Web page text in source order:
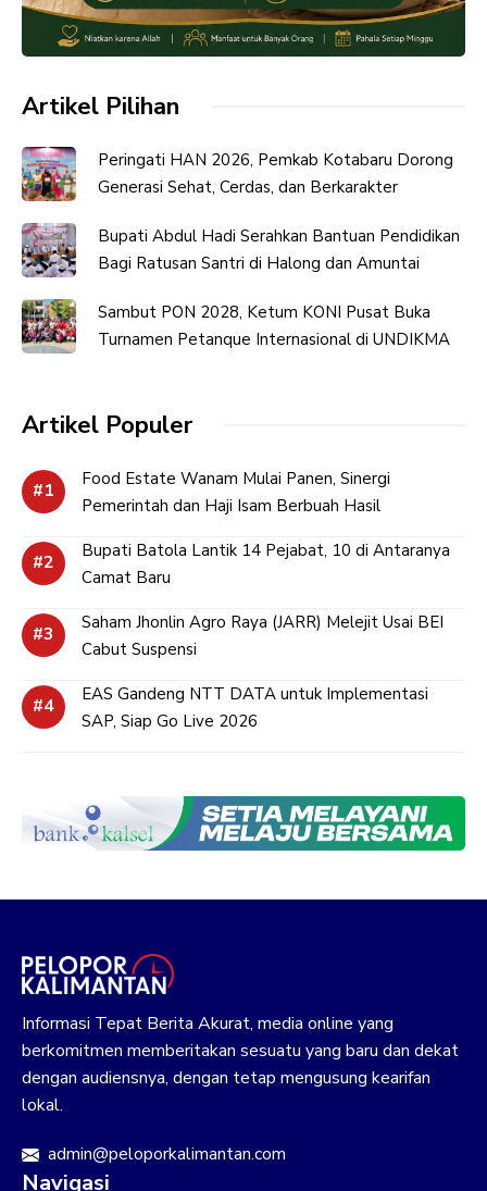
Artikel Pilihan
Peringati HAN 2026, Pemkab Kotabaru Dorong
Generasi Sehat, Cerdas, dan Berkarakter
Bupati Abdul Hadi Serahkan Bantuan Pendidikan
Bagi Ratusan Santri di Halong dan Amuntai
Sambut PON 2028, Ketum KONI Pusat Buka
Turnamen Petanque Internasional di UNDIKMA
Artikel Populer
Food Estate Wanam Mulai Panen, Sinergi
Pemerintah dan Haji Isam Berbuah Hasil
Bupati Batola Lantik 14 Pejabat, 10 di Antaranya
Camat Baru
Saham Jhonlin Agro Raya (JARR) Melejit Usai BEI
Cabut Suspensi
EAS Gandeng NTT DATA untuk Implementasi
SAP, Siap Go Live 2026
Informasi Tepat Berita Akurat, media online yang
berkomitmen memberitakan sesuatu yang baru dan dekat
dengan audiensnya, dengan tetap mengusung kearifan
lokal.
admin@peloporkalimantan.com
Navigasi